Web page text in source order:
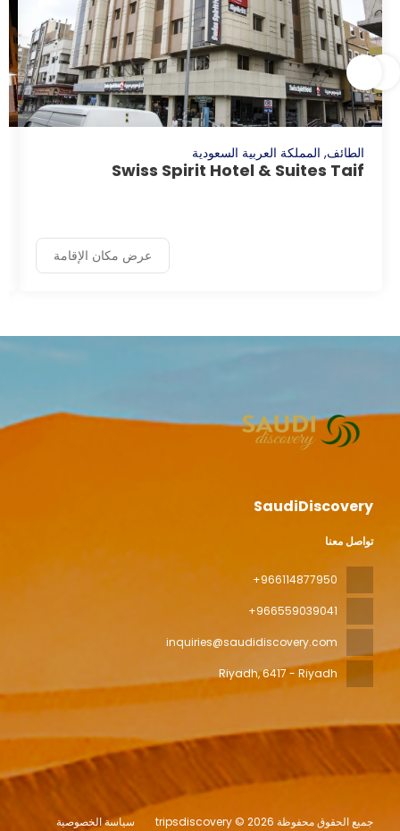
الطائف, المملكة العربية السعودية
Swiss Spirit Hotel & Suites Taif
عرض مكان الإقامة
SaudiDiscovery
تواصل معنا
+966114877950
+966559039041
inquiries@saudidiscovery.com
Riyadh, 6417 - Riyadh
جميع الحقوق محفوظة tripsdiscovery © 2026 سياسة الخصوصية